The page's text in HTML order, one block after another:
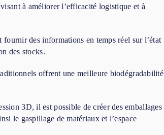
à améliorer l’efficacité logistique et à
fournir des informations en temps réel sur l’état
des stocks.
offrent une meilleure biodégradabilité
3D, il est possible de créer des emballages
le gaspillage de matériaux et l’espace